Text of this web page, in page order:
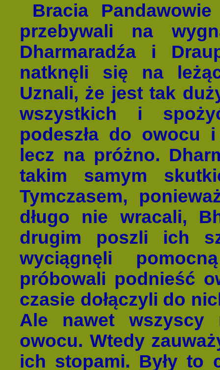
Bracia
przebywali na
Dharmaradźa i
natknęli się na
Uznali, że jest tak
wszystkich i
podeszła do owocu
lecz na próżno.
takim samym
Tymczasem,
długo nie wracali,
drugim poszli ich
wyciągnęli
próbowali podnieść
czasie dołączyli do
Ale nawet wszyscy
owocu. Wtedy
ich stopami. Były to